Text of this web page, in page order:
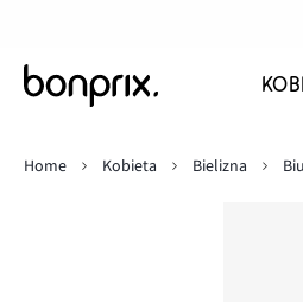
Home
Kobieta Bielizna